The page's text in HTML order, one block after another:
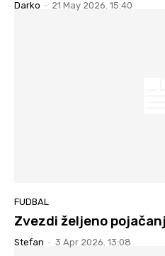
Darko - 21 May 2026. 15:40
FUDBAL
Zvezdi željeno
Stefan - 3 Apr 2026. 13:08